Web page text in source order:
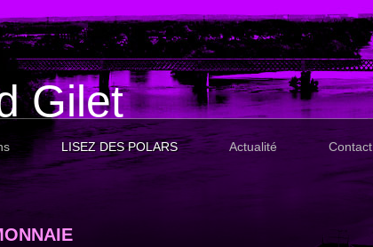
Gilet
LISEZ DES POLARS Actualité Contact